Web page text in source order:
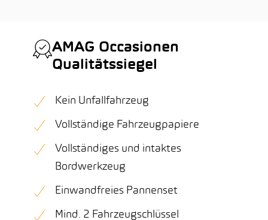
AMAG Occasionen
Qualitätssiegel
Kein Unfallfahrzeug
Vollständige Fahrzeugpapiere
Vollständiges und intaktes
Bordwerkzeug
Einwandfreies Pannenset
Mind. 2 Fahrzeugschlüssel